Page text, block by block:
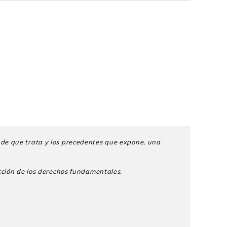
que trata y los precedentes que expone, una
de los derechos fundamentales.